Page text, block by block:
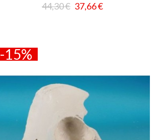
44,30 € 37,66 €
-15%